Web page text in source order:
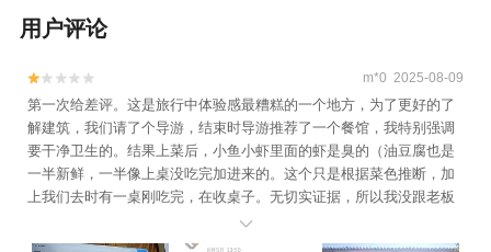
用户评论

 m*0 2025-08-09
第一次给差评。这是旅行中体验感最糟糕的一个地方，为了更好的了
解建筑，我们请了个导游，结束时导游推荐了一个餐馆，我特别强调
要干净卫生的。结果上菜后，小鱼小虾里面的虾是臭的（油豆腐也是
一半新鲜，一半像上桌没吃完加进来的。这个只是根据菜色推断，加
上我们去时有一桌刚吃完，在收桌子。无切实证据，所以我没跟老板
提异议），但虾是臭的，我跟老板说了，那个女老板说减点费用，男
老板说这个菜不收费（他俩对视的神情，显然他们自知）。按要求付
